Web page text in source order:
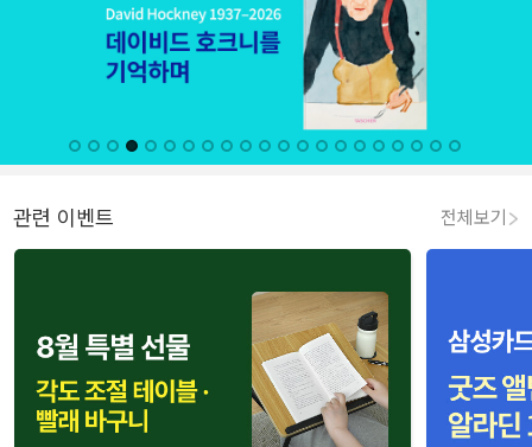
관련 이벤트 전체보기